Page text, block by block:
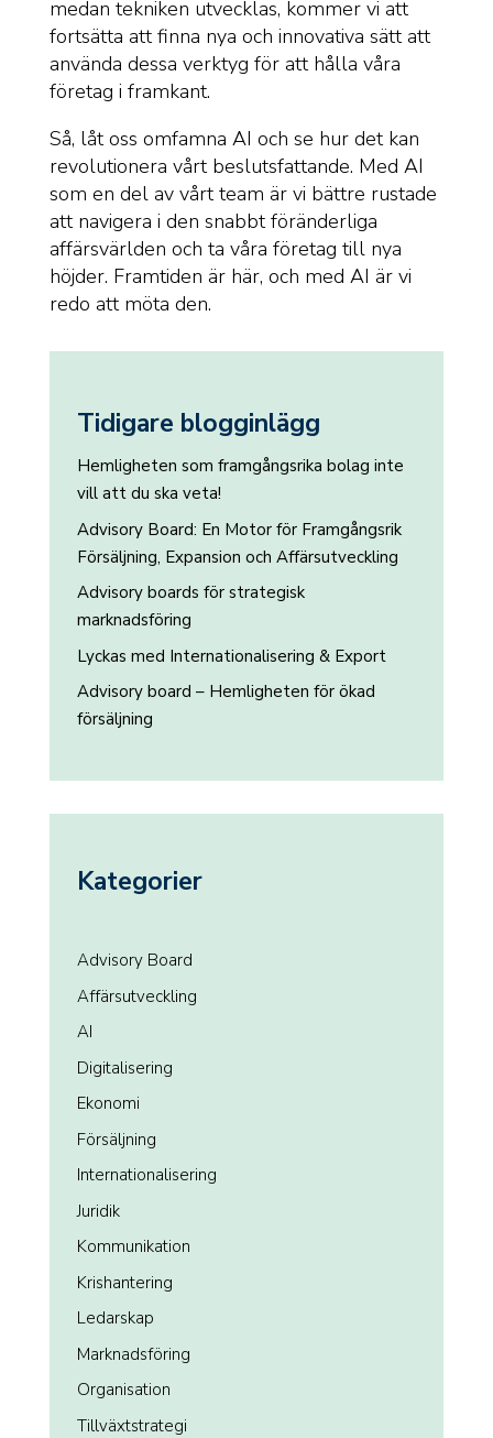
medan tekniken utvecklas, kommer vi att
fortsätta att finna nya och innovativa sätt att
använda dessa verktyg för att hålla våra
företag i framkant.
Så, låt oss omfamna AI och se hur det kan
revolutionera vårt beslutsfattande. Med AI
som en del av vårt team är vi bättre rustade
att navigera i den snabbt föränderliga
affärsvärlden och ta våra företag till nya
höjder. Framtiden är här, och med AI är vi
redo att möta den.
Tidigare blogginlägg
Hemligheten som framgångsrika bolag inte
vill att du ska veta!
Advisory Board: En Motor för Framgångsrik
Försäljning, Expansion och Affärsutveckling
Advisory boards för strategisk
marknadsföring
Lyckas med Internationalisering & Export
Advisory board – Hemligheten för ökad
försäljning
Kategorier
Advisory Board
Affärsutveckling
AI
Digitalisering
Ekonomi
Försäljning
Internationalisering
Juridik
Kommunikation
Krishantering
Ledarskap
Marknadsföring
Organisation
Tillväxtstrategi